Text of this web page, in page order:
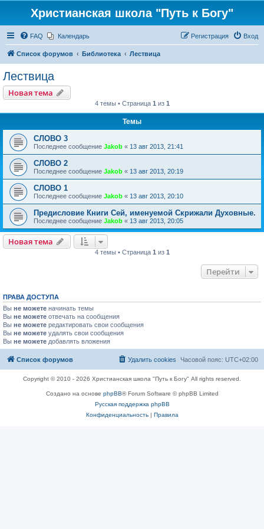
Христианская школа "Путь к Богу"
FAQ Календарь Вход
Регистрация
Список форумов Библиотека Лествица
Лествица
Новая тема
4 темы • Страница 1 из 1
Темы
СЛОВО 3
Последнее сообщение Jakob « 13 авг 2013, 21:41
СЛОВО 2
Последнее сообщение Jakob « 13 авг 2013, 20:19
СЛОВО 1
Последнее сообщение Jakob « 13 авг 2013, 20:10
Предисловие Книги Сей, именуемой Скрижали Духовные.
Последнее сообщение Jakob « 13 авг 2013, 20:05
Новая тема
4 темы • Страница 1 из 1
Перейти
ПРАВА ДОСТУПА
Вы не можете начинать темы
Вы не можете отвечать на сообщения
Вы не можете редактировать свои сообщения
Вы не можете удалять свои сообщения
Вы не можете добавлять вложения
Список форумов Часовой пояс: UTC+02:00
Удалить cookies
Copyright © 2010 - 2026 Христианская школа "Путь к Богу" All rights reserved.
Создано на основе phpBB® Forum Software © phpBB Limited
Русская поддержка phpBB
Конфиденциальность| Правила